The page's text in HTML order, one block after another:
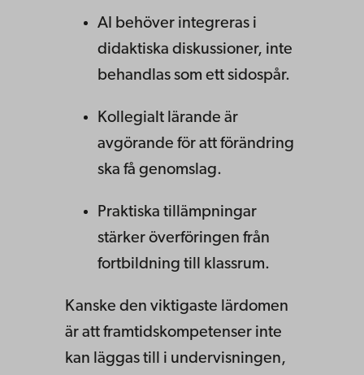
AI behöver integreras i
didaktiska diskussioner, inte
behandlas som ett sidospår.
Kollegialt lärande är
avgörande för att förändring
ska få genomslag.
Praktiska tillämpningar
stärker överföringen från
fortbildning till klassrum.
Kanske den viktigaste lärdomen
är att framtidskompetenser inte
kan läggas till i undervisningen,